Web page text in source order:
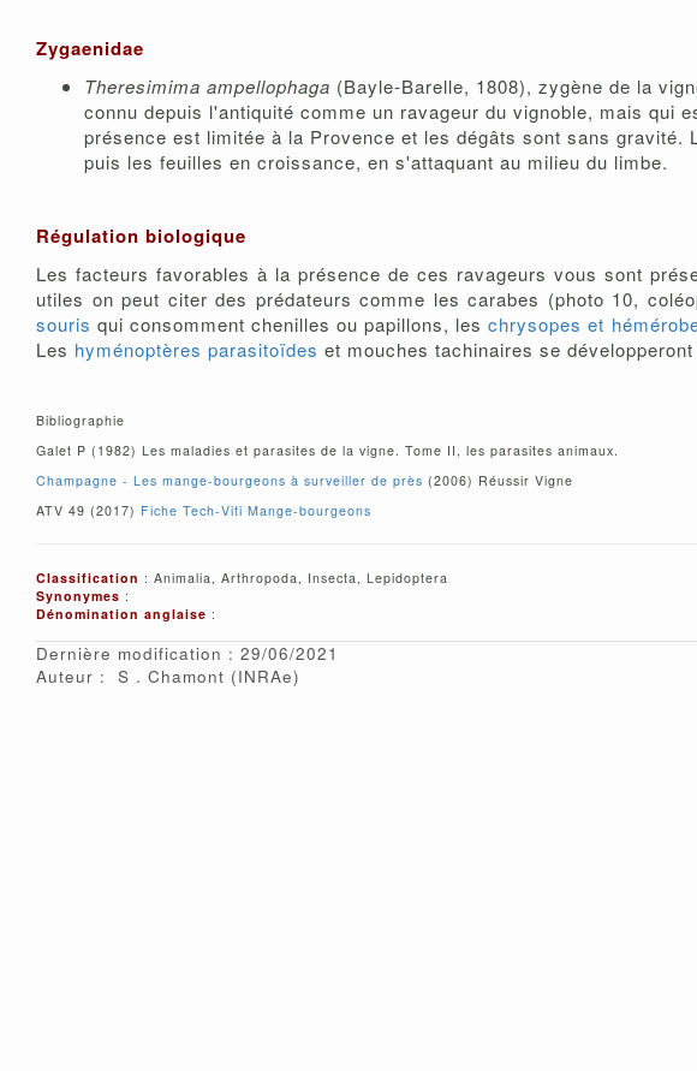
Zygaenidae
Theresimima ampellophaga (Bayle-Barelle, 1808), zygène de la
connu depuis l'antiquité comme un ravageur du vignoble, mais qui
présence est limitée à la Provence et les dégâts sont sans
puis les feuilles en croissance, en s'attaquant au milieu du limbe.
Régulation biologique
Les facteurs favorables à la présence de ces ravageurs vous sont
utiles on peut citer des prédateurs comme les carabes (photo 10,
souris qui consomment chenilles ou papillons, leschrysopes et
Les hyménoptères parasitoïdes et mouches tachinaires se
Bibliographie
Galet P (1982) Les maladies et parasites de la vigne. Tome II, les parasites animaux.
Champagne - Les mange-bourgeons à surveiller de près (2006) Réussir Vigne
ATV 49 (2017) Fiche Tech-Viti Mange-bourgeons
Classification : Animalia, Arthropoda, Insecta, Lepidoptera
Synonymes :
Dénomination anglaise :
Dernière modification : 29/06/2021
Auteur :
S Chamont (INRAe)